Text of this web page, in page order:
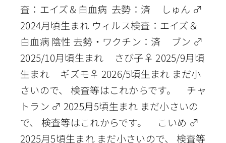
査：エイズ＆白血病 去勢：済 しゅん ♂
2024月頃生まれ ウィルス検査：エイズ＆
白血病 陰性 去勢・ワクチン：済 ブン ♂
2025/10月頃生まれ さび子♀ 2025/9月頃
生まれ ギズモ♀ 2026/5頃生まれ まだ小
さいので、 検査等はこれからです。 チャ
トラン ♂ 2025月5頃生まれ まだ小さいの
で、 検査等はこれからです。 こいめ ♂
2025月5頃生まれ まだ小さいので、 検査等